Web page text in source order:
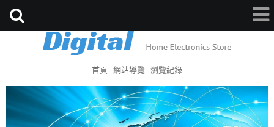
首頁 網站導覽 瀏覽紀錄